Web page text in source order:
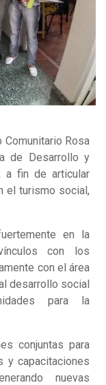
Rosa
de Desarrollo y
a fin de articular
el turismo social,
en la
con los
con el área
desarrollo social
para la
conjuntas para
y capacitaciones
nuevas